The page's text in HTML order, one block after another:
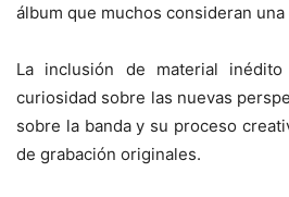
álbum que muchos consideran una
La inclusión de material
curiosidad sobre las nuevas
sobre la banda y su proceso
de grabación originales.